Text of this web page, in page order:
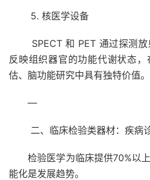
5. 核医学设备
SPECT 和 PET 通过探测放
反映组织器官的功能代谢状态
估、脑功能研究中具有独特价值。
—
二、临床检验类器材：疾病诊
检验医学为临床提供70%以上
能化是发展趋势。